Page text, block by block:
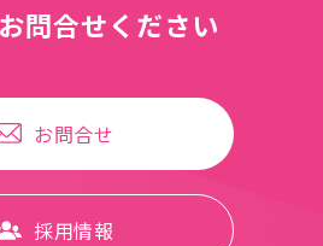
問合せください
お問合せ
採⽤情報